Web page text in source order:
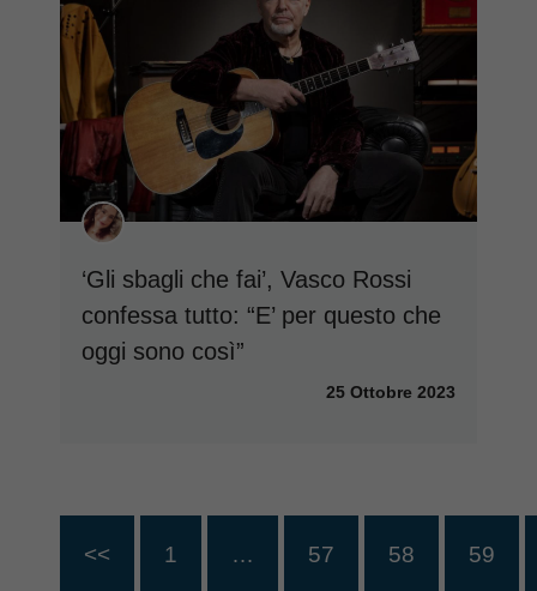
‘Gli sbagli che fai’, Vasco Rossi
confessa tutto: “E’ per questo che
oggi sono così”
25 Ottobre 2023
<< 1 … 57 58 59